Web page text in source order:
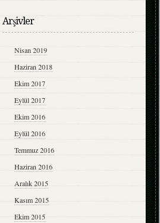
Arşivler
Nisan 2019
Haziran 2018
Ekim 2017
Eylül 2017
Ekim 2016
Eylül 2016
Temmuz 2016
Haziran 2016
Aralık 2015
Kasım 2015
Ekim 2015